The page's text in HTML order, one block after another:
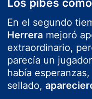
Los pibes
En el segundo
Herrera mejoró
extraordinario,
parecía un
había
sellado,